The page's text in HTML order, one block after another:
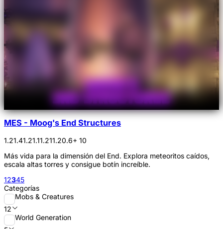
MES - Moog's End Structures
1.21.41.21.11.211.20.6+ 10
Más vida para la dimensión del End. Explora meteoritos caídos,
escala altas torres y consigue botín increíble.
12345
Categorías
Mobs & Creatures
12
World Generation